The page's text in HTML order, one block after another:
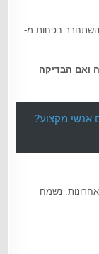
בפחות מ-
36 שעות מהלידה ואם הבדיקה
אנשי מקצוע?
נשמח